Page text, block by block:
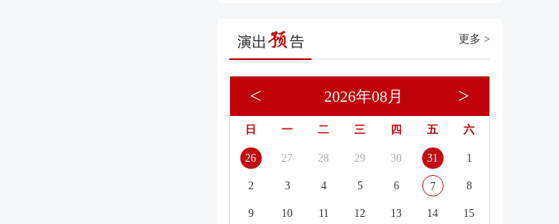
更多 >
2026年08月
< >
日 一 二 三 四 五 六
26 27 28 29 30 31 1
2 3 4 5 6 7 8
9 10 11 12 13 14 15